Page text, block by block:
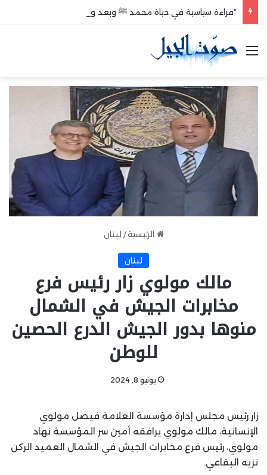
“قراءة سياسية في حياة محمد ﷺ وبعد وفاته”
القائمة
الرئيسية / لبنان
لبنان
مالك مولوي زار رئيس فرع
مخابرات الجيش في الشمال
منوها بدور الجيش الدرع الحصين
للوطن
يونيو 8, 2024
زار رئيس مجلس إدارة مؤسسة العلامة فيصل مولوي
الإنسانية، مالك مولوي يرافقه أمين سر المؤسسة نهاد
مولوي، رئيس فرع مخابرات الجيش في الشمال العميد الركن
نزيه البقاعي.